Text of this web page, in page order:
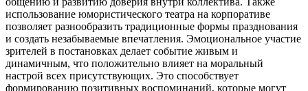
использование юмористического театра на корпоративе
позволяет разнообразить традиционные формы празднования
и создать незабываемые впечатления. Эмоциональное участие
зрителей в постановках делает событие живым и
динамичным, что положительно влияет на моральный
настрой всех присутствующих. Это способствует
формированию позитивных воспоминаний, которые могут